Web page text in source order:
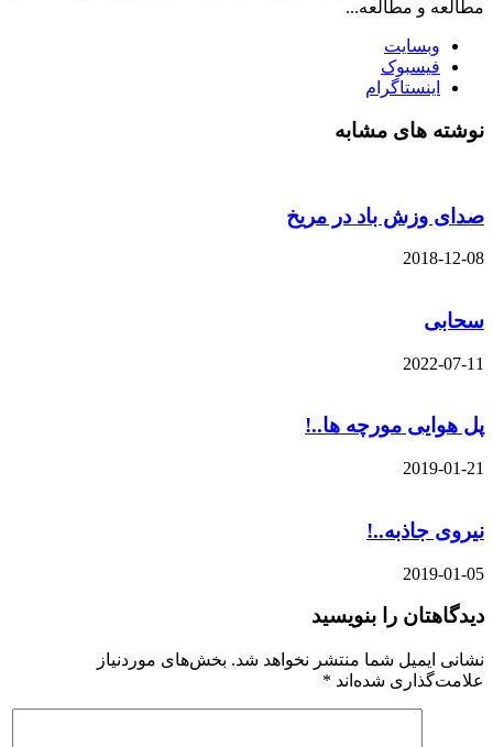
مطالعه و مطالعه...
وبسایت
فیسبوک
اینستاگرام
نوشته های مشابه
صدای وزش باد در مریخ
2018-12-08
سحابی
2022-07-11
پل هوایی مورچه ها..!
2019-01-21
نیروی جاذبه..!
2019-01-05
دیدگاهتان را بنویسید
نشانی ایمیل شما منتشر نخواهد شد. بخش‌های موردنیاز
علامت‌گذاری شده‌اند *